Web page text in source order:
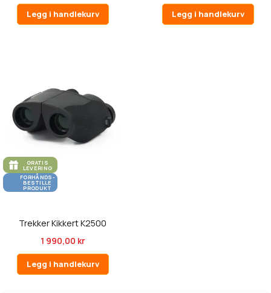
Legg i handlekurv Legg i handlekurv
GRATIS
LEVERING
FORHÅNDS-
BESTILLE
PRODUKT
Trekker Kikkert K2500
1 990,00 kr
Legg i handlekurv